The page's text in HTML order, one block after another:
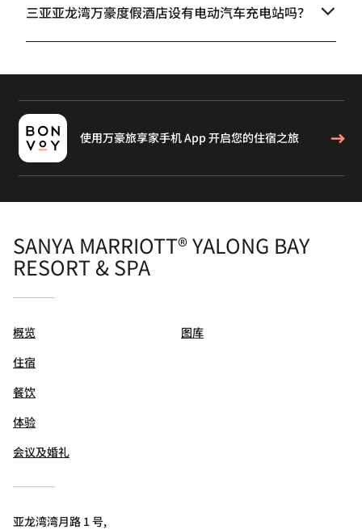
三亚亚龙湾万豪度假酒店设有电动汽车充电站吗？
使用万豪旅享家手机 App 开启您的住宿之旅
SANYA MARRIOTT® YALONG BAY
RESORT & SPA
概览
住宿
餐饮
体验
会议及婚礼
图库
亚龙湾湾月路 1 号,